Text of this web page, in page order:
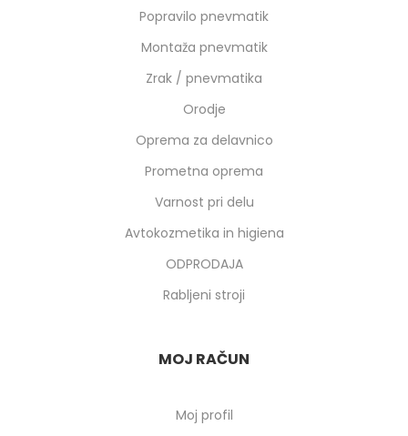
Popravilo pnevmatik
Montaža pnevmatik
Zrak / pnevmatika
Orodje
Oprema za delavnico
Prometna oprema
Varnost pri delu
Avtokozmetika in higiena
ODPRODAJA
Rabljeni stroji
MOJ RAČUN
Moj profil